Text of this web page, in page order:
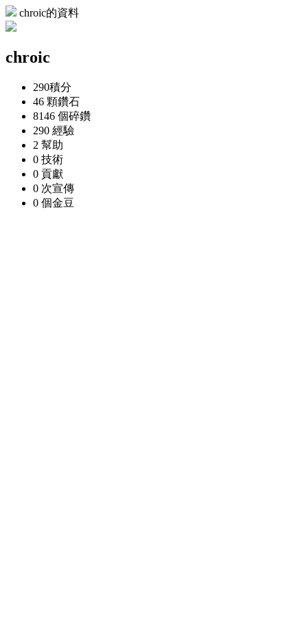
chroic的資料
chroic
290積分
46 顆鑽石
8146 個碎鑽
290 經驗
2 幫助
0 技術
0 貢獻
0 次宣傳
0 個金豆